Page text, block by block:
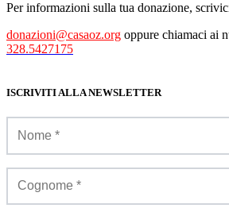
Per informazioni sulla tua donazione,
donazioni@casaoz.org oppure chiamaci ai
328.5427175
ISCRIVITI ALLA NEWSLETTER